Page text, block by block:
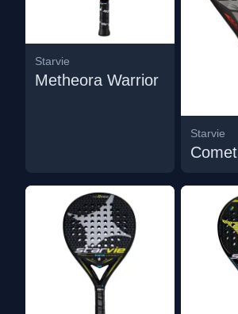
Starvie
Metheora Warrior
Starvie
Comet